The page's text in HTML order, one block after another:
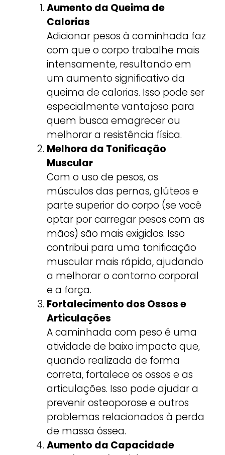
Aumento da Queima de
Calorias
Adicionar pesos à caminhada faz
com que o corpo trabalhe mais
intensamente, resultando em
um aumento significativo da
queima de calorias. Isso pode ser
especialmente vantajoso para
quem busca emagrecer ou
melhorar a resistência física.
Melhora da Tonificação
Muscular
Com o uso de pesos, os
músculos das pernas, glúteos e
parte superior do corpo (se você
optar por carregar pesos com as
mãos) são mais exigidos. Isso
contribui para uma tonificação
muscular mais rápida, ajudando
a melhorar o contorno corporal
e a força.
Fortalecimento dos Ossos e
Articulações
A caminhada com peso é uma
atividade de baixo impacto que,
quando realizada de forma
correta, fortalece os ossos e as
articulações. Isso pode ajudar a
prevenir osteoporose e outros
problemas relacionados à perda
de massa óssea.
Aumento da Capacidade